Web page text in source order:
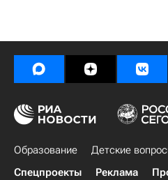
Образование Детские
Спецпроекты
Реклама